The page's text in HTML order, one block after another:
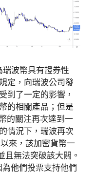
波幣具有證券性
定，向瑞波公司發
到了一定的影響，
的相關產品；但是
的關注再次達到一
情況下，瑞波再次
來，該加密貨幣一
無法突破該大關。
他們投票支持他們